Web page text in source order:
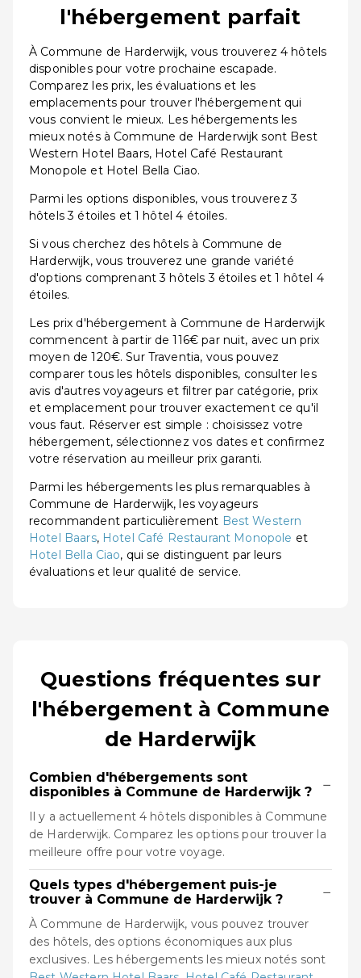
l'hébergement parfait
À Commune de Harderwijk, vous trouverez 4 hôtels
disponibles pour votre prochaine escapade.
Comparez les prix, les évaluations et les
emplacements pour trouver l'hébergement qui
vous convient le mieux. Les hébergements les
mieux notés à Commune de Harderwijk sont Best
Western Hotel Baars, Hotel Café Restaurant
Monopole et Hotel Bella Ciao.
Parmi les options disponibles, vous trouverez 3
hôtels 3 étoiles et 1 hôtel 4 étoiles.
Si vous cherchez des hôtels à Commune de
Harderwijk, vous trouverez une grande variété
d'options comprenant 3 hôtels 3 étoiles et 1 hôtel 4
étoiles.
Les prix d'hébergement à Commune de Harderwijk
commencent à partir de 116€ par nuit, avec un prix
moyen de 120€. Sur Traventia, vous pouvez
comparer tous les hôtels disponibles, consulter les
avis d'autres voyageurs et filtrer par catégorie, prix
et emplacement pour trouver exactement ce qu'il
vous faut. Réserver est simple : choisissez votre
hébergement, sélectionnez vos dates et confirmez
votre réservation au meilleur prix garanti.
Parmi les hébergements les plus remarquables à
Commune de Harderwijk, les voyageurs
recommandent particulièrement Best Western
Hotel Baars, Hotel Café Restaurant Monopole et
Hotel Bella Ciao, qui se distinguent par leurs
évaluations et leur qualité de service.
Questions fréquentes sur
l'hébergement à Commune
de Harderwijk
Combien d'hébergements sont
disponibles à Commune de Harderwijk ?
−
Il y a actuellement 4 hôtels disponibles à Commune
de Harderwijk. Comparez les options pour trouver la
meilleure offre pour votre voyage.
Quels types d'hébergement puis-je
trouver à Commune de Harderwijk ?
−
À Commune de Harderwijk, vous pouvez trouver
des hôtels, des options économiques aux plus
exclusives. Les hébergements les mieux notés sont